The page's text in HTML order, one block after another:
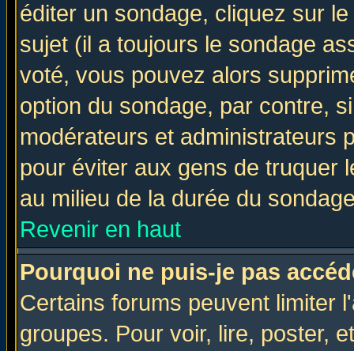
éditer un sondage, cliquez sur
sujet (il a toujours le sondage
voté, vous pouvez alors
option du sondage, par contre,
modérateurs et administrateurs
pour éviter aux gens de truquer
au milieu de la durée du
Revenir en haut
Pourquoi ne puis-je pas
Certains forums peuvent limiter
groupes. Pour voir, lire, poster,